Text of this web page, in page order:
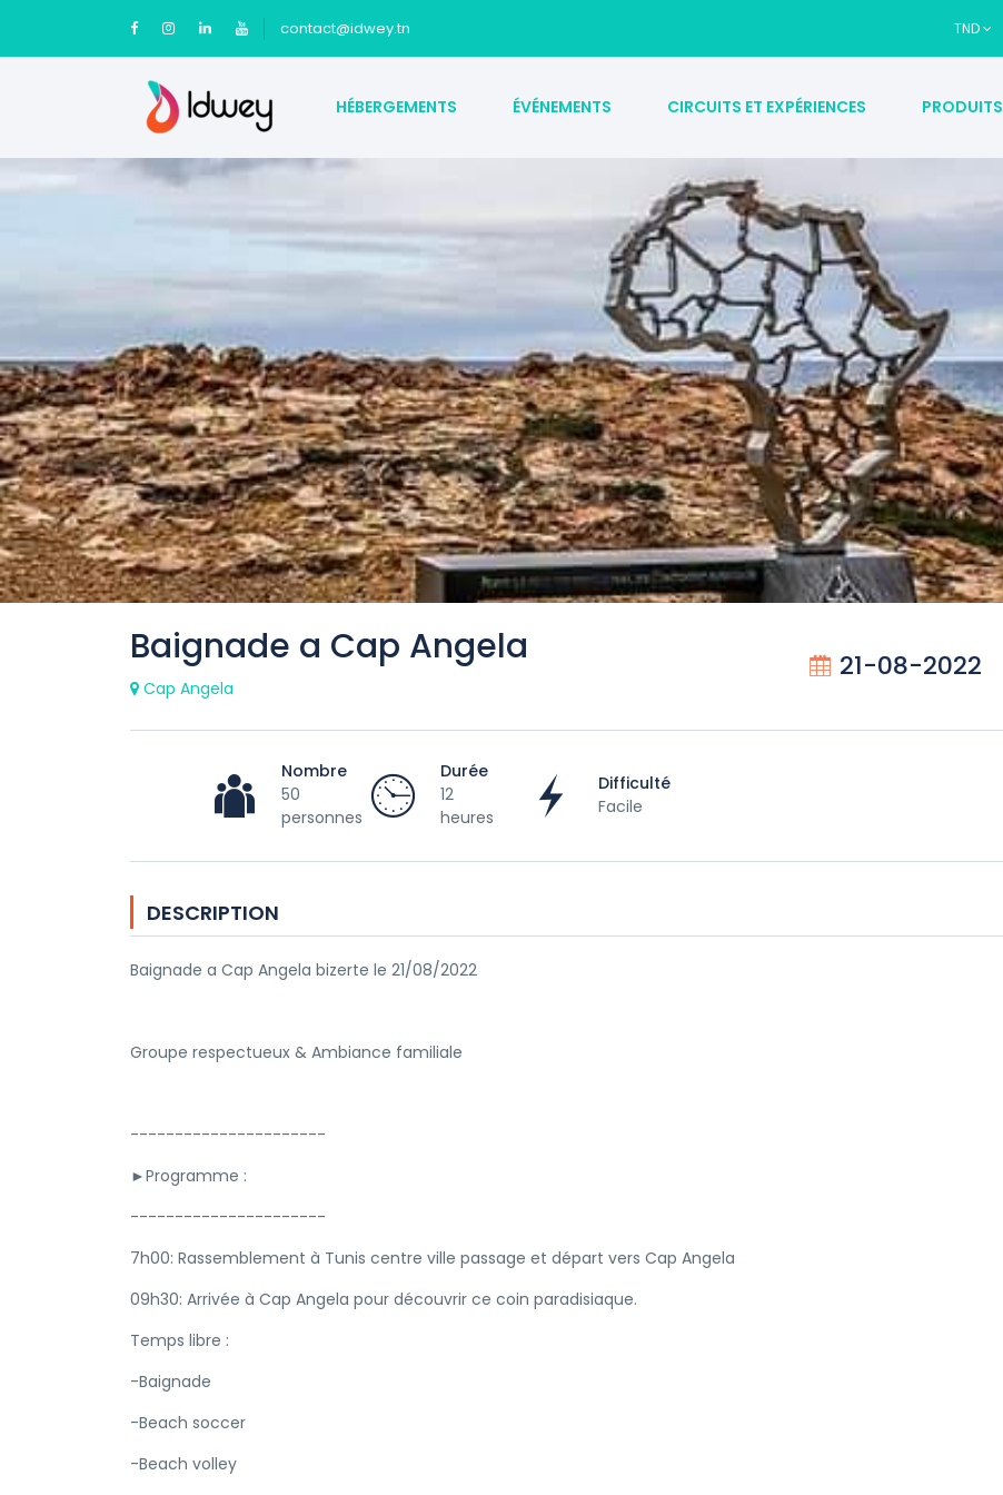
contact@idwey.tn TND
HÉBERGEMENTS ÉVÉNEMENTS CIRCUITS ET EXPÉRIENCES PRODUITS
Baignade a Cap Angela
Cap Angela
21-08-2022
Nombre
50
personnes
Durée
12
heures
Difficulté
Facile
DESCRIPTION
Baignade a Cap Angela bizerte le 21/08/2022
Groupe respectueux & Ambiance familiale
----------------------
►Programme :
----------------------
7h00: Rassemblement à Tunis centre ville passage et départ vers Cap Angela
09h30: Arrivée à Cap Angela pour découvrir ce coin paradisiaque.
Temps libre :
-Baignade
-Beach soccer
-Beach volley